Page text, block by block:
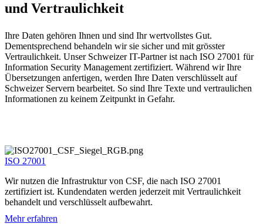
und Vertraulichkeit
Ihre Daten gehören Ihnen und sind Ihr wertvollstes Gut.
Dementsprechend behandeln wir sie sicher und mit grösster
Vertraulichkeit. Unser Schweizer IT-Partner ist nach ISO 27001 für
Information Security Management zertifiziert. Während wir Ihre
Übersetzungen anfertigen, werden Ihre Daten verschlüsselt auf
Schweizer Servern bearbeitet. So sind Ihre Texte und vertraulichen
Informationen zu keinem Zeitpunkt in Gefahr.
ISO 27001
Wir nutzen die Infrastruktur von CSF, die nach ISO 27001
zertifiziert ist. Kundendaten werden jederzeit mit Vertraulichkeit
behandelt und verschlüsselt aufbewahrt.
Mehr erfahren